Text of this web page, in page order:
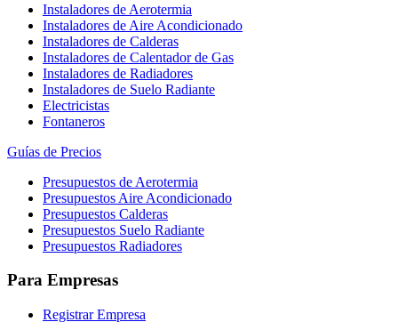
Instaladores de Aerotermia
Instaladores de Aire Acondicionado
Instaladores de Calderas
Instaladores de Calentador de Gas
Instaladores de Radiadores
Instaladores de Suelo Radiante
Electricistas
Fontaneros
Guías de Precios
Presupuestos de Aerotermia
Presupuestos Aire Acondicionado
Presupuestos Calderas
Presupuestos Suelo Radiante
Presupuestos Radiadores
Para Empresas
Registrar Empresa